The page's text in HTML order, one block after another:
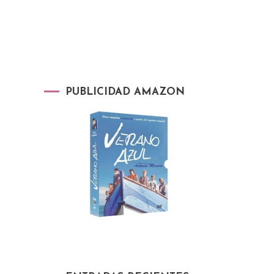
PUBLICIDAD AMAZON